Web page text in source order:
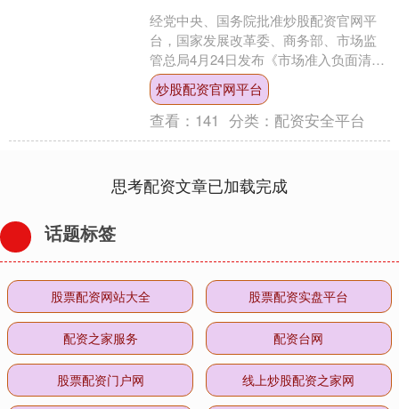
经党中央、国务院批准炒股配资官网平
台，国家发展改革委、商务部、市场监
管总局4月24日发布《市场准入负面清单
（2025年版）》。 相比2022年版清单，
新版清单事....
炒股配资官网平台
查看： 141 分类： 配资安全平台
思考配资文章已加载完成
话题标签
股票配资网站大全 股票配资实盘平台
配资之家服务 配资台网
股票配资门户网 线上炒股配资之家网